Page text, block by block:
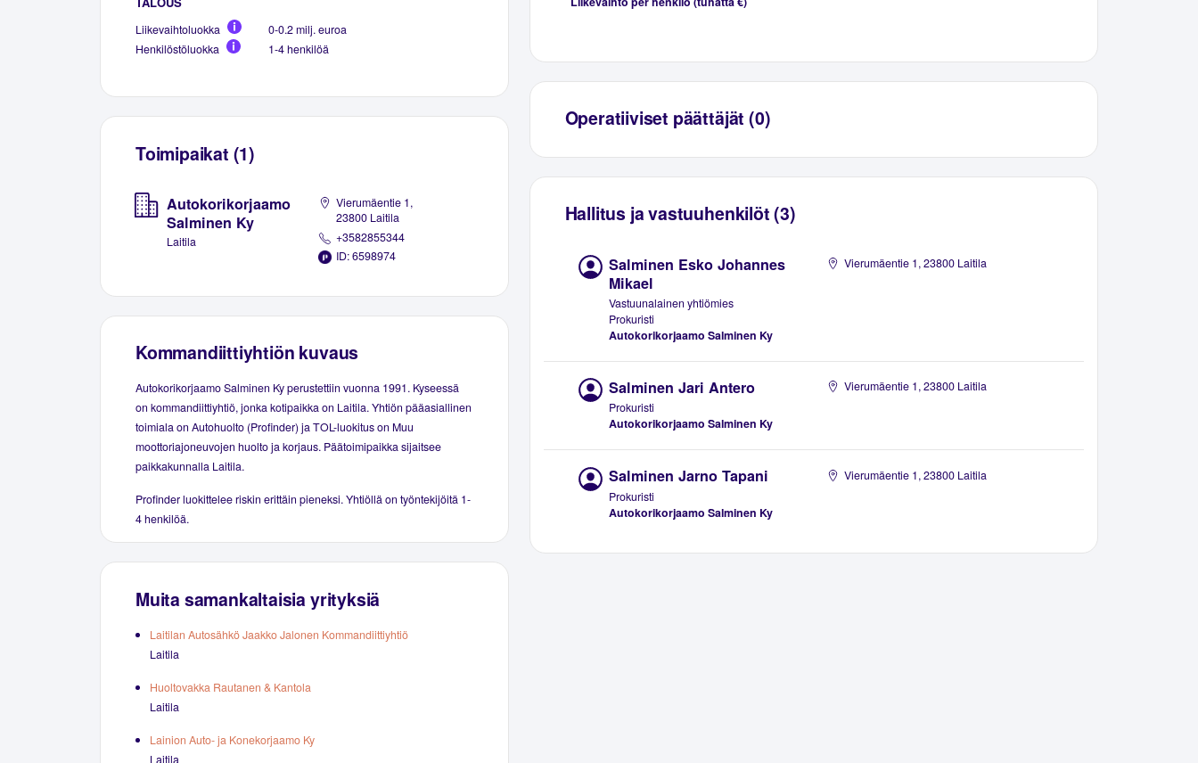
Liikevaihtoluokka
0-0.2 milj. euroa
Henkilöstöluokka
1-4 henkilöä
Toimipaikat (1)
Autokorikorjaamo
Salminen Ky
Laitila
Vierumäentie 1,
23800 Laitila
+3582855344
ID: 6598974
Kommandiittiyhtiön kuvaus
Autokorikorjaamo Salminen Ky perustettiin vuonna 1991. Kyseessä
on kommandiittiyhtiö, jonka kotipaikka on Laitila. Yhtiön pääasiallinen
toimiala on Autohuolto (Profinder) ja TOL-luokitus on Muu
moottoriajoneuvojen huolto ja korjaus. Päätoimipaikka sijaitsee
paikkakunnalla Laitila.
Profinder luokittelee riskin erittäin pieneksi. Yhtiöllä on työntekijöitä 1-
4 henkilöä.
Muita samankaltaisia yrityksiä
Laitilan Autosähkö Jaakko Jalonen Kommandiittiyhtiö
Laitila
Huoltovakka Rautanen & Kantola
Laitila
Lainion Auto- ja Konekorjaamo Ky
Laitila
Operatiiviset päättäjät (0)
Hallitus ja vastuuhenkilöt (3)
Salminen Esko Johannes
Mikael
Vastuunalainen yhtiömies
Prokuristi
Autokorikorjaamo Salminen Ky
Vierumäentie 1, 23800 Laitila
Salminen Jari Antero
Prokuristi
Autokorikorjaamo Salminen Ky
Vierumäentie 1, 23800 Laitila
Salminen Jarno Tapani
Prokuristi
Autokorikorjaamo Salminen Ky
Vierumäentie 1, 23800 Laitila